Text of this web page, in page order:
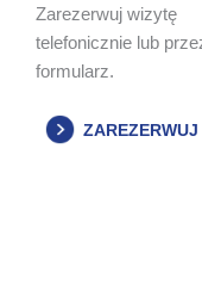
Zarezerwuj wizytę
telefonicznie lub
formularz.
ZAREZERWUJ